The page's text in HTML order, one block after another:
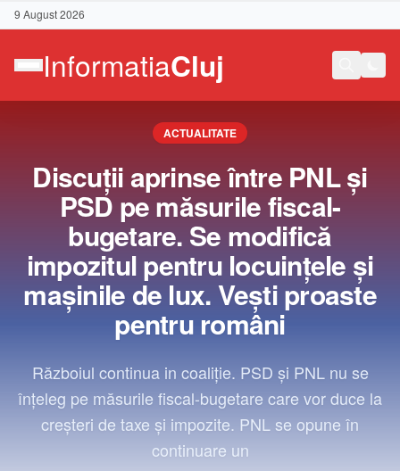
9 August 2026
Contact
ACTUALITATE
Discuții aprinse între PNL și
PSD pe măsurile fiscal-
bugetare. Se modifică
impozitul pentru locuințele și
mașinile de lux. Vești proaste
pentru români
Războiul continua in coaliție. PSD și PNL nu se
înțeleg pe măsurile fiscal-bugetare care vor duce la
creșteri de taxe și impozite. PNL se opune în
continuare un